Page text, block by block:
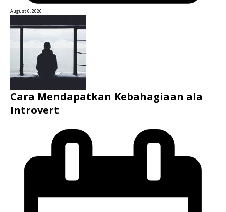
August 6, 2026
Cara Mendapatkan Kebahagiaan ala
Introvert